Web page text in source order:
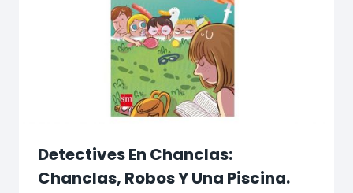
Detectives En Chanclas:
Chanclas, Robos Y Una Piscina.